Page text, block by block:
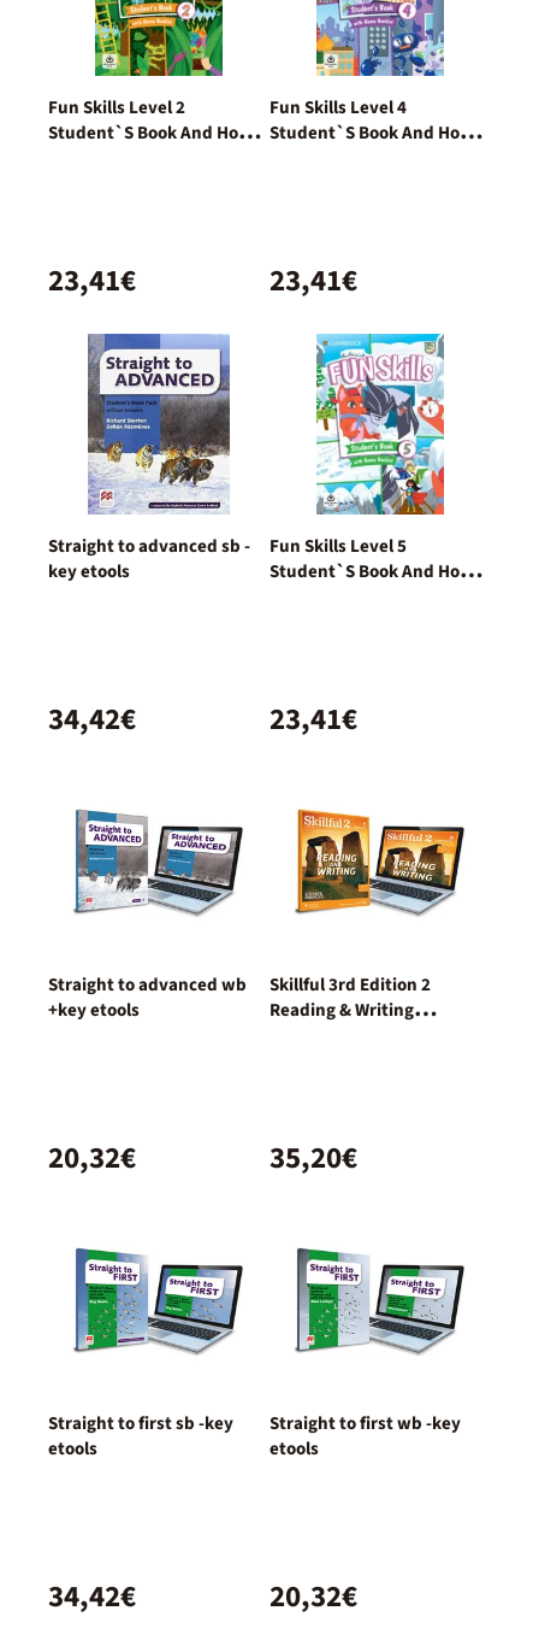
Fun Skills Level 2
Student`S Book And Home
23,41€
Fun Skills Level 4
Student`S Book And Home
23,41€
Straight to advanced sb -
key etools
34,42€
Fun Skills Level 5
Student`S Book And Home
23,41€
Straight to advanced wb
+key etools
20,32€
Skillful 3rd Edition 2
Reading & Writing
35,20€
Straight to first sb -key
etools
34,42€
Straight to first wb -key
etools
20,32€